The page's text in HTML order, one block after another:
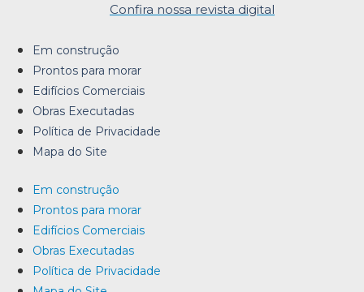
Confira nossa revista digital
Em construção
Prontos para morar
Edifícios Comerciais
Obras Executadas
Política de Privacidade
Mapa do Site
Em construção
Prontos para morar
Edifícios Comerciais
Obras Executadas
Política de Privacidade